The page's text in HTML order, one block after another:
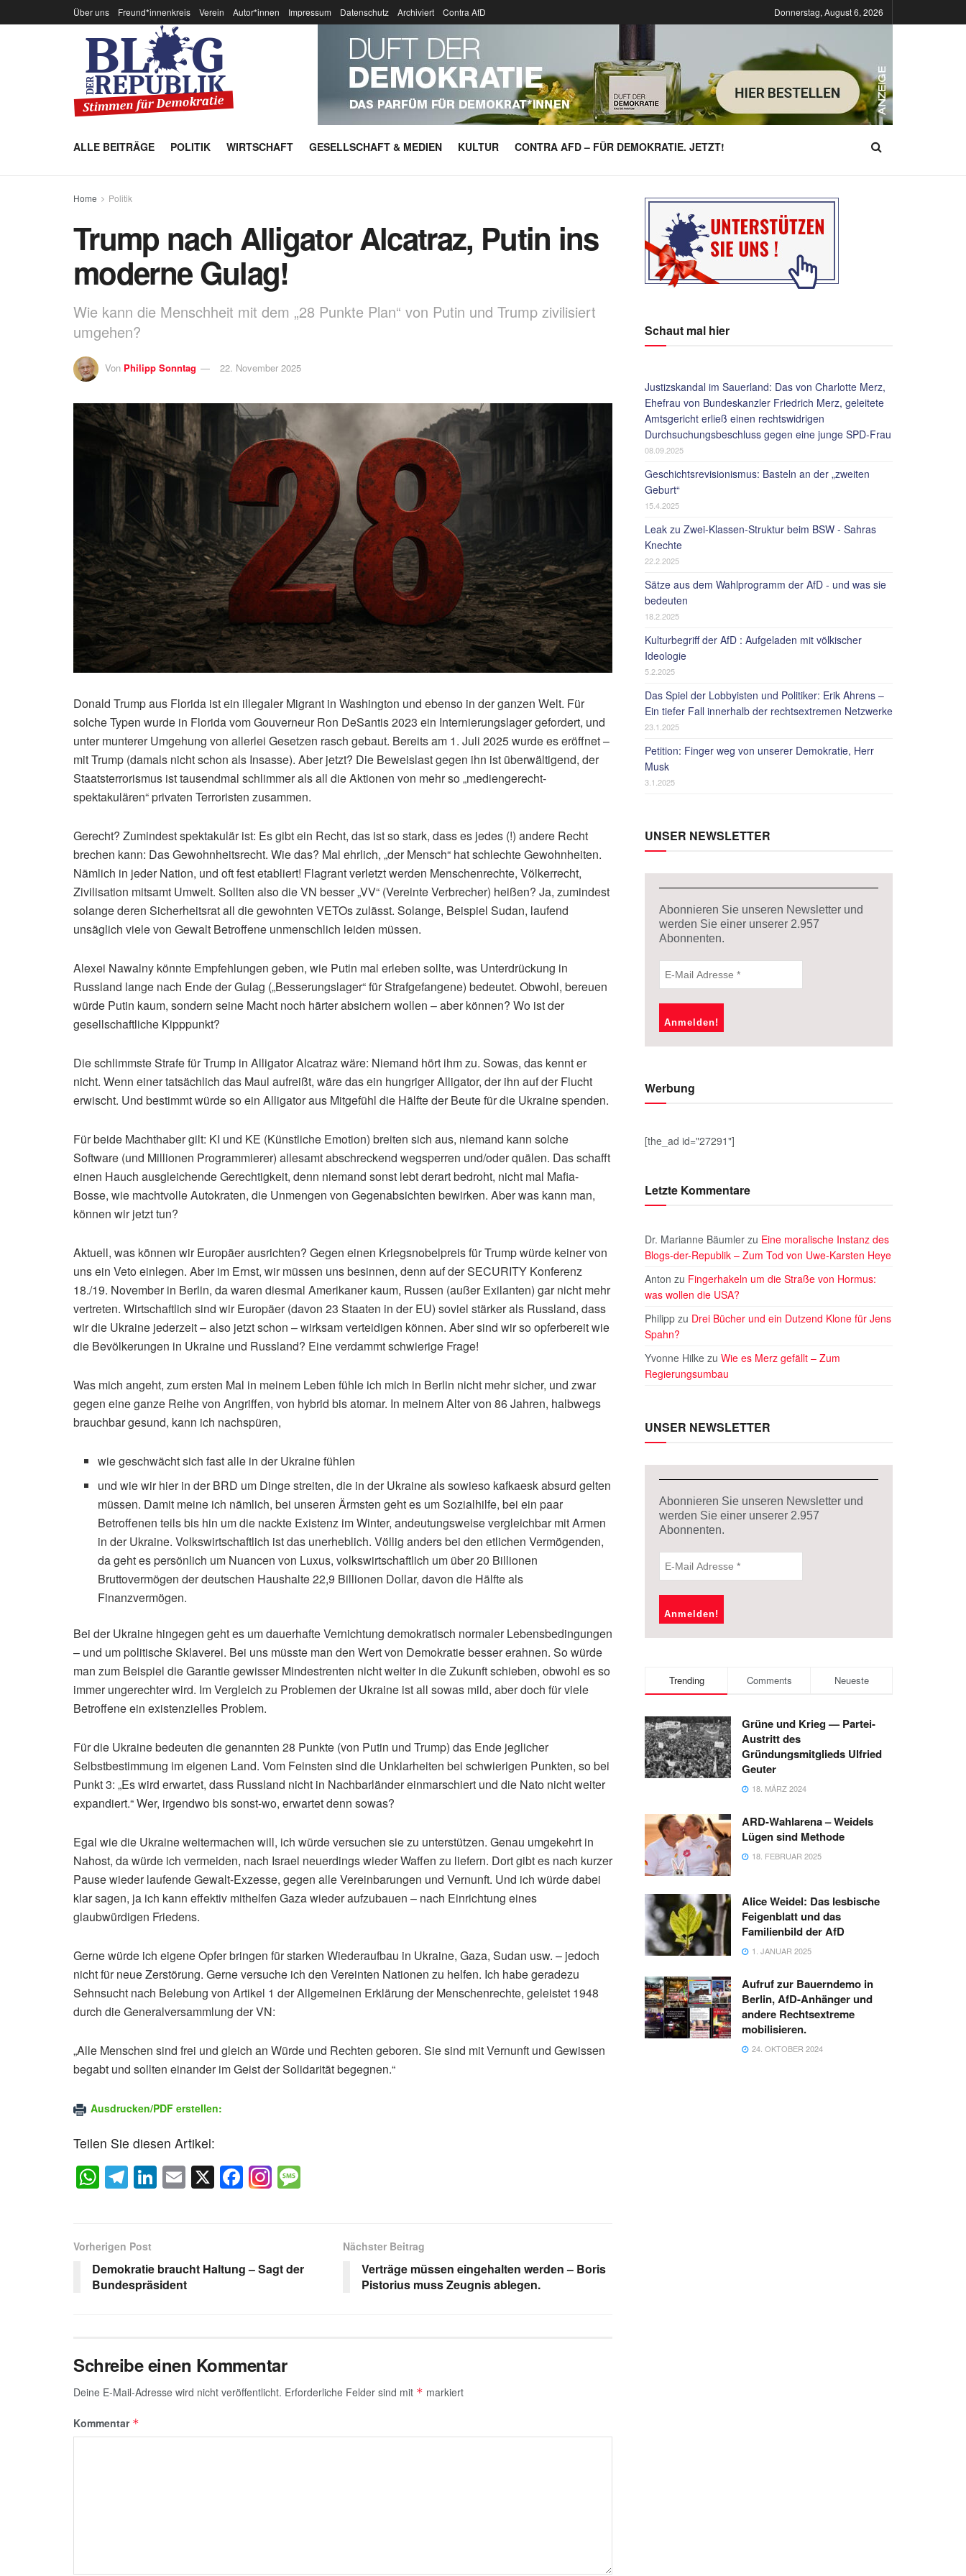
Über uns Freund*innenkreis Verein Autor*innen Impressum Datenschutz Archiviert Contra AfD Donnerstag, August 6, 2026
ALLE BEITRÄGE POLITIK WIRTSCHAFT GESELLSCHAFT & MEDIEN KULTUR CONTRA AFD – FÜR DEMOKRATIE. JETZT!
Home Politik
Trump nach Alligator Alcatraz, Putin ins
moderne Gulag!
Wie kann die Menschheit mit dem „28 Punkte Plan“ von Putin und Trump zivilisiert
umgehen?
Von Philipp Sonntag 22. November 2025
Donald Trump aus Florida ist ein illegaler Migrant in Washington und ebenso in der ganzen Welt. Für
solche Typen wurde in Florida vom Gouverneur Ron DeSantis 2023 ein Internierungslager gefordert, und
unter munterer Umgehung von allerlei Gesetzen rasch gebaut. Bereits am 1. Juli 2025 wurde es eröffnet –
mit Trump (damals nicht schon als Insasse). Aber jetzt? Die Beweislast gegen ihn ist überwältigend, der
Staatsterrorismus ist tausendmal schlimmer als all die Aktionen von mehr so „mediengerecht-
spektakulären“ privaten Terroristen zusammen.
Gerecht? Zumindest spektakulär ist: Es gibt ein Recht, das ist so stark, dass es jedes (!) andere Recht
brechen kann: Das Gewohnheitsrecht. Wie das? Mal ehrlich, „der Mensch“ hat schlechte Gewohnheiten.
Nämlich in jeder Nation, und oft fest etabliert! Flagrant verletzt werden Menschenrechte, Völkerrecht,
Zivilisation mitsamt Umwelt. Sollten also die VN besser „VV“ (Vereinte Verbrecher) heißen? Ja, zumindest
solange deren Sicherheitsrat all die gewohnten VETOs zulässt. Solange, Beispiel Sudan, laufend
unsäglich viele von Gewalt Betroffene unmenschlich leiden müssen.
Alexei Nawalny könnte Empfehlungen geben, wie Putin mal erleben sollte, was Unterdrückung in
Russland lange nach Ende der Gulag („Besserungslager“ für Strafgefangene) bedeutet. Obwohl, bereuen
würde Putin kaum, sondern seine Macht noch härter absichern wollen – aber können? Wo ist der
gesellschaftliche Kipppunkt?
Die schlimmste Strafe für Trump in Alligator Alcatraz wäre: Niemand hört ihm zu. Sowas, das kennt er
nicht. Wenn einer tatsächlich das Maul aufreißt, wäre das ein hungriger Alligator, der ihn auf der Flucht
erwischt. Und bestimmt würde so ein Alligator aus Mitgefühl die Hälfte der Beute für die Ukraine spenden.
Für beide Machthaber gilt: KI und KE (Künstliche Emotion) breiten sich aus, niemand kann solche
Software (und Millionen Programmierer) allesamt abschreckend wegsperren und/oder quälen. Das schafft
einen Hauch ausgleichende Gerechtigkeit, denn niemand sonst lebt derart bedroht, nicht mal Mafia-
Bosse, wie machtvolle Autokraten, die Unmengen von Gegenabsichten bewirken. Aber was kann man,
können wir jetzt tun?
Aktuell, was können wir Europäer ausrichten? Gegen einen Kriegsnobelpreis für Trump würde keiner von
uns ein Veto einlegen. Aber im Ernst, wir müssen uns besinnen, denn auf der SECURITY Konferenz
18./19. November in Berlin, da waren diesmal Amerikaner kaum, Russen (außer Exilanten) gar nicht mehr
vertreten. Wirtschaftlich sind wir Europäer (davon 23 Staaten in der EU) soviel stärker als Russland, dass
wir die Ukraine jederzeit – also jetzt schon – wirksam verteidigen können. Aber sind wir so opferbereit wie
die Bevölkerungen in Ukraine und Russland? Eine verdammt schwierige Frage!
Was mich angeht, zum ersten Mal in meinem Leben fühle ich mich in Berlin nicht mehr sicher, und zwar
gegen eine ganze Reihe von Angriffen, von hybrid bis atomar. In meinem Alter von 86 Jahren, halbwegs
brauchbar gesund, kann ich nachspüren,
wie geschwächt sich fast alle in der Ukraine fühlen
und wie wir hier in der BRD um Dinge streiten, die in der Ukraine als sowieso kafkaesk absurd gelten
müssen. Damit meine ich nämlich, bei unseren Ärmsten geht es um Sozialhilfe, bei ein paar
Betroffenen teils bis hin um die nackte Existenz im Winter, andeutungsweise vergleichbar mit Armen
in der Ukraine. Volkswirtschaftlich ist das unerheblich. Völlig anders bei den etlichen Vermögenden,
da geht es persönlich um Nuancen von Luxus, volkswirtschaftlich um über 20 Billionen
Bruttovermögen der deutschen Haushalte 22,9 Billionen Dollar, davon die Hälfte als
Finanzvermögen.
Bei der Ukraine hingegen geht es um dauerhafte Vernichtung demokratisch normaler Lebensbedingungen
– und um politische Sklaverei. Bei uns müsste man den Wert von Demokratie besser erahnen. So würde
man zum Beispiel die Garantie gewisser Mindestrenten nicht weiter in die Zukunft schieben, obwohl es so
immer ungerechter wird. Im Vergleich zu Problemen der Ukraine ist all sowas mild, aber doch für viele
Betroffene ein existenzielles Problem.
Für die Ukraine bedeuten die genannten 28 Punkte (von Putin und Trump) das Ende jeglicher
Selbstbestimmung im eigenen Land. Vom Feinsten sind die Unklarheiten bei schwierigen Punkten, so bei
Punkt 3: „Es wird erwartet, dass Russland nicht in Nachbarländer einmarschiert und die Nato nicht weiter
expandiert.“ Wer, irgendwo bis sonst-wo, erwartet denn sowas?
Egal wie die Ukraine weitermachen will, ich würde versuchen sie zu unterstützen. Genau umgekehrt in
Nahost, da würde ich vermeiden, nach Israel neuerdings wieder Waffen zu liefern. Dort gibt es nach kurzer
Pause wieder laufende Gewalt-Exzesse, gegen alle Vereinbarungen und Vernunft. Und ich würde dabei
klar sagen, ja ich kann effektiv mithelfen Gaza wieder aufzubauen – nach Einrichtung eines
glaubwürdigen Friedens.
Gerne würde ich eigene Opfer bringen für starken Wiederaufbau in Ukraine, Gaza, Sudan usw. – jedoch
nicht für neue Zerstörung. Gerne versuche ich den Vereinten Nationen zu helfen. Ich habe geradezu
Sehnsucht nach Belebung von Artikel 1 der Allgemeinen Erklärung der Menschenrechte, geleistet 1948
durch die Generalversammlung der VN:
„Alle Menschen sind frei und gleich an Würde und Rechten geboren. Sie sind mit Vernunft und Gewissen
begabt und sollten einander im Geist der Solidarität begegnen.“
Ausdrucken/PDF erstellen:
Teilen Sie diesen Artikel:
W
h
s
A
p
T
el
gr
a
m
Li
n
dI
n
E
m
X F
a
b g
Vorherigen Post
Demokratie braucht Haltung – Sagt der
Bundespräsident
Nächster Beitrag
Verträge müssen eingehalten werden – Boris
Pistorius muss Zeugnis ablegen.
Schreibe einen Kommentar
Deine E-Mail-Adresse wird nicht veröffentlicht. Erforderliche Felder sind mit * markiert
Kommentar *
Schaut mal hier
Justizskandal im Sauerland: Das von Charlotte Merz,
Ehefrau von Bundeskanzler Friedrich Merz, geleitete
Amtsgericht erließ einen rechtswidrigen
Durchsuchungsbeschluss gegen eine junge SPD-Frau
08.09.2025
Geschichtsrevisionismus: Basteln an der „zweiten
Geburt“
15.4.2025
Leak zu Zwei-Klassen-Struktur beim BSW - Sahras
Knechte
22.2.2025
Sätze aus dem Wahlprogramm der AfD - und was sie
bedeuten
18.2.2025
Kulturbegriff der AfD : Aufgeladen mit völkischer
Ideologie
5.2.2025
Das Spiel der Lobbyisten und Politiker: Erik Ahrens –
Ein tiefer Fall innerhalb der rechtsextremen Netzwerke
23.1.2025
Petition: Finger weg von unserer Demokratie, Herr
Musk
3.1.2025
UNSER NEWSLETTER
Abonnieren Sie unseren Newsletter und
werden Sie einer unserer 2.957
Abonnenten.
Werbung
[the_ad id="27291"]
Letzte Kommentare
Dr. Marianne Bäumler zu Eine moralische Instanz des
Blogs-der-Republik – Zum Tod von Uwe-Karsten Heye
Anton zu Fingerhakeln um die Straße von Hormus:
was wollen die USA?
Philipp zu Drei Bücher und ein Dutzend Klone für Jens
Spahn?
Yvonne Hilke zu Wie es Merz gefällt – Zum
Regierungsumbau
UNSER NEWSLETTER
Abonnieren Sie unseren Newsletter und
werden Sie einer unserer 2.957
Abonnenten.
Trending Comments Neueste
Grüne und Krieg — Partei-
Austritt des
Gründungsmitglieds Ulfried
Geuter
18. MÄRZ 2024
ARD-Wahlarena – Weidels
Lügen sind Methode
18. FEBRUAR 2025
Alice Weidel: Das lesbische
Feigenblatt und das
Familienbild der AfD
1. JANUAR 2025
Aufruf zur Bauerndemo in
Berlin, AfD-Anhänger und
andere Rechtsextreme
mobilisieren.
24. OKTOBER 2024